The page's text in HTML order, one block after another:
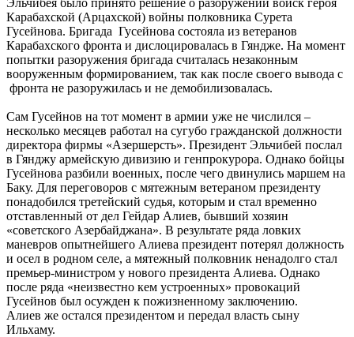
Карабахской (Арцахской) войны полковника Сурета
Гусейнова. Бригада Гусейнова состояла из ветеранов
Карабахского фронта и дислоцировалась в Гяндже. На момент
попытки разоружения бригада считалась незаконным
вооруженным формированием, так как после своего вывода с
фронта не разоружилась и не демобилизовалась.
Сам Гусейнов на тот момент в армии уже не числился –
несколько месяцев работал на сугубо гражданской должности
директора фирмы «Азершерсть». Президент Эльчибей послал
в Гянджу армейскую дивизию и генпрокурора. Однако бойцы
Гусейнова разбили военных, после чего двинулись маршем на
Баку. Для переговоров с мятежным ветераном президенту
понадобился третейский судья, которым и стал временно
отставленный от дел Гейдар Алиев, бывший хозяин
«советского Азербайджана». В результате ряда ловких
маневров опытнейшего Алиева президент потерял должность
и осел в родном селе, а мятежный полковник ненадолго стал
премьер-министром у нового президента Алиева. Однако
после ряда «неизвестно кем устроенных» провокаций
Гусейнов был осужден к пожизненному заключению.
Алиев же остался президентом и передал власть сыну
Ильхаму.